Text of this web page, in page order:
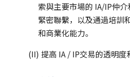
索與主要市場的 IA/IP仲
緊密聯繫，以及通過培訓
和商業化能力。
(II) 提高 IA / IP交易的透明度